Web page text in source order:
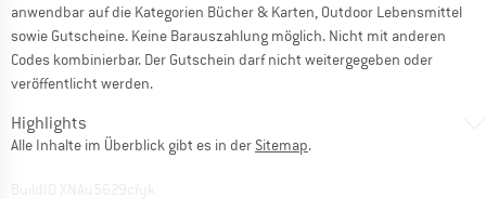
anwendbar auf die Kategorien Bücher & Karten, Outdoor Lebensmittel
sowie Gutscheine. Keine Barauszahlung möglich. Nicht mit anderen
Codes kombinierbar. Der Gutschein darf nicht weitergegeben oder
veröffentlicht werden.
Highlights
Alle Inhalte im Überblick gibt es in der Sitemap.